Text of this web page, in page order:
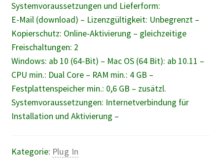
Systemvoraussetzungen und Lieferform:
E-Mail (download) – Lizenzgültigkeit: Unbegrenzt –
Kopierschutz: Online-Aktivierung – gleichzeitige
Freischaltungen: 2
Windows: ab 10 (64-Bit) – Mac OS (64 Bit): ab 10.11 –
CPU min.: Dual Core – RAM min.: 4 GB –
Festplattenspeicher min.: 0,6 GB – zusätzl.
Systemvoraussetzungen: Internetverbindung für
Installation und Aktivierung –
Kategorie: Plug In